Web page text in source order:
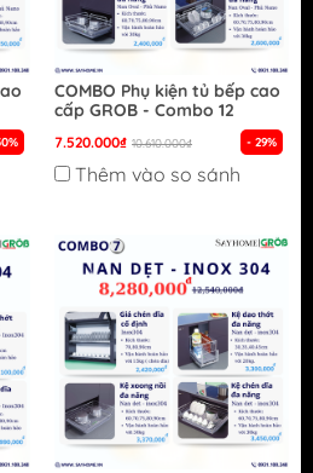
COMBO Phụ kiện tủ bếp cao
cấp GROB - Combo 12
7.520.000₫ 10.610.000₫ - 29%
Thêm vào so sánh